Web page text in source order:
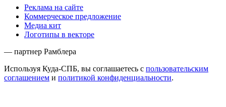
Реклама на сайте
Коммерческое предложение
Медиа кит
Логотипы в векторе
— партнер Рамблера
Используя Куда-СПБ, вы соглашаетесь с пользовательским
соглашением и политикой конфиденциальности.